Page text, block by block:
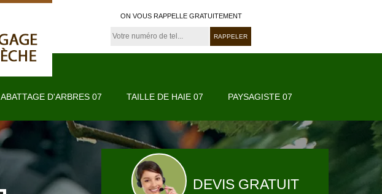
ON VOUS RAPPELLE GRATUITEMENT
ABATTAGE D'ARBRES 07 TAILLE DE HAIE 07 PAYSAGISTE 07
DEVIS GRATUIT